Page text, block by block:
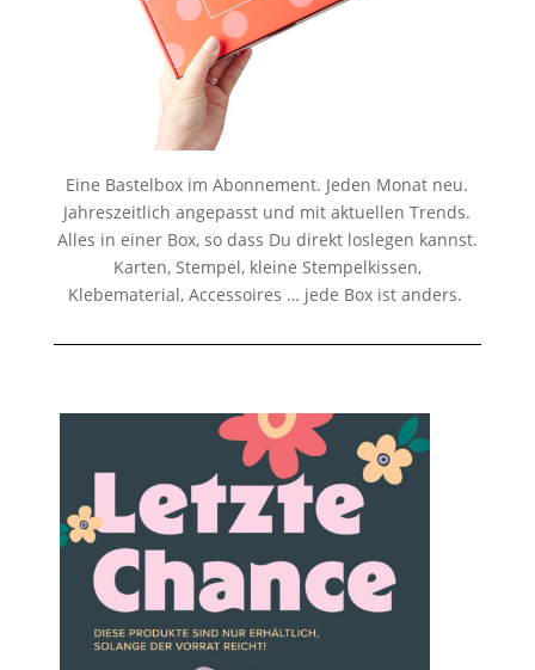
Eine Bastelbox im Abonnement. Jeden Monat neu.
Jahreszeitlich angepasst und mit aktuellen Trends.
Alles in einer Box, so dass Du direkt loslegen kannst.
Karten, Stempel, kleine Stempelkissen,
Klebematerial, Accessoires … jede Box ist anders.